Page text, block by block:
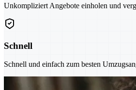
Unkompliziert Angebote einholen und
Schnell
Schnell und einfach zum besten